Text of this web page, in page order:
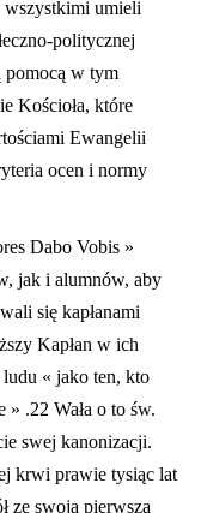
wszystkimi umieli
politycznej
pomocą w tym
Kościoła, które
Ewangelii
ocen i normy
Dabo Vobis »
jak i alumnów, aby
się kapłanami
Kapłan w ich
« jako ten, kto
» .22 Wała o to św.
swej kanonizacji.
krwi prawie tysiąc lat
ze swoją pierwszą